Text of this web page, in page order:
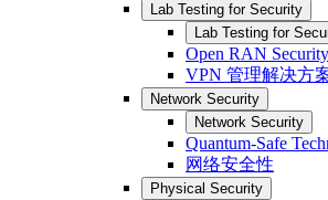
Lab Testing for Security
Lab Testing for
Open RAN
VPN 管理解决方
Network Security
Network Security
Quantum-Safe
网络安全性
Physical Security